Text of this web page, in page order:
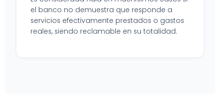
el banco no demuestra que responde a
servicios efectivamente prestados o gastos
reales, siendo reclamable en su totalidad.